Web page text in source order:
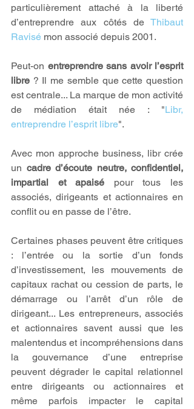
particulièrement attaché à la liberté
d’entreprendre aux côtés de Thibaut
Ravisé mon associé depuis 2001.
Peut-on entreprendre sans avoir l’esprit
libre ? Il me semble que cette question
est centrale... La marque de mon activité
de médiation était née : "Libr,
entreprendre l’esprit libre".
Avec mon approche business, libr crée
un cadre d’écoute neutre, confidentiel,
impartial et apaisé pour tous les
associés, dirigeants et actionnaires en
conflit ou en passe de l’être.
Certaines phases peuvent être critiques
: l’entrée ou la sortie d’un fonds
d’investissement, les mouvements de
capitaux rachat ou cession de parts, le
démarrage ou l’arrêt d’un rôle de
dirigeant... Les entrepreneurs, associés
et actionnaires savent aussi que les
malentendus et incompréhensions dans
la gouvernance d’une entreprise
peuvent dégrader le capital relationnel
entre dirigeants ou actionnaires et
même parfois impacter le capital